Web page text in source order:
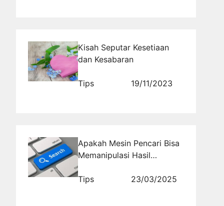
Kisah Seputar Kesetiaan
dan Kesabaran
Tips 19/11/2023
Apakah Mesin Pencari Bisa
Memanipulasi Hasil
Filter Algoritma Bekerja?
Tips 23/03/2025